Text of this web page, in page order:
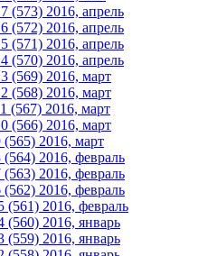
(573) 2016, апрель
(572) 2016, апрель
(571) 2016, апрель
(570) 2016, апрель
(569) 2016, март
(568) 2016, март
(567) 2016, март
(566) 2016, март
2016, март
2016, февраль
2016, февраль
2016, февраль
(561) 2016, февраль
(560) 2016, январь
(559) 2016, январь